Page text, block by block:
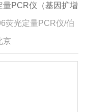
量PCR仪（基因扩增
荧光定量PCR仪/伯
京